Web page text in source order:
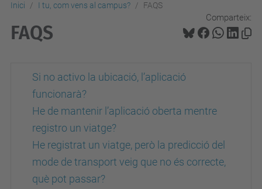
Inici I tu, com vens al campus? FAQS
Comparteix:
FAQS
Si no activo la ubicació, l’aplicació
funcionarà?
He de mantenir l’aplicació oberta mentre
registro un viatge?
He registrat un viatge, però la predicció del
mode de transport veig que no és correcte,
què pot passar?